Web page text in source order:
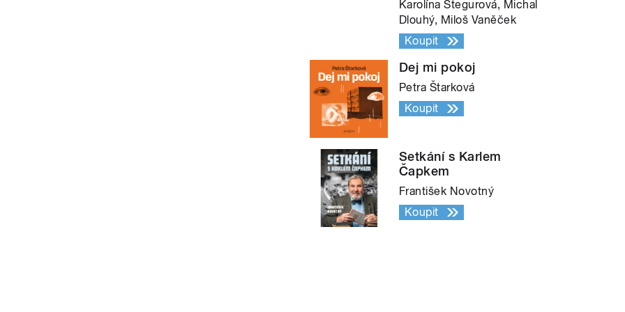
Karolína Stegurová, Michal
Dlouhý, Miloš Vaněček
Koupit
Dej mi pokoj
Petra Štarková
Koupit
Setkání s Karlem
Čapkem
František Novotný
Koupit